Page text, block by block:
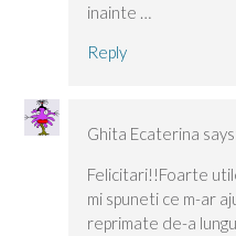
inainte …
Reply
Ghita Ecaterina
Felicitari!!Foarte
mi spuneti ce m-ar
reprimate de-a